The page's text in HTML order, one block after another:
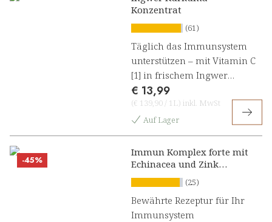
Konzentrat
(61)
Täglich das Immunsystem
unterstützen – mit Vitamin C
[1] in frischem Ingwer
Kurkuma Konzentrat
€ 13,99
(€ 139,90 / 1L) inkl. MwSt
Auf Lager
-45%
Immun Komplex forte mit
Echinacea und Zink
Konzentrat (25)
Bewährte Rezeptur für Ihr
Immunsystem